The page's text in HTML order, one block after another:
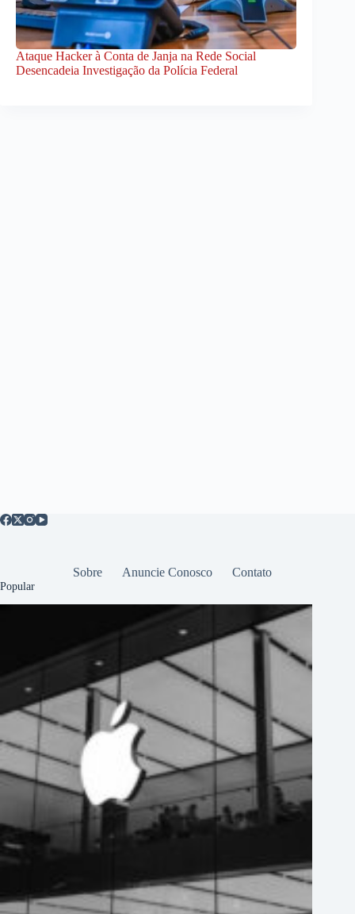
Ataque Hacker à Conta de Janja na Rede Social
Desencadeia Investigação da Polícia Federal
Sobre Anuncie Conosco Contato
Popular